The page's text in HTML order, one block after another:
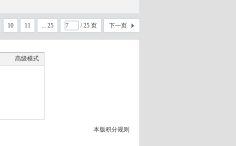
10 11 ... 25 / 25 页 下一页
高级模式
本版积分规则